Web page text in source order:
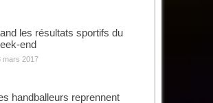
les résultats sportifs du
end
mars 2017
handballeurs reprennent